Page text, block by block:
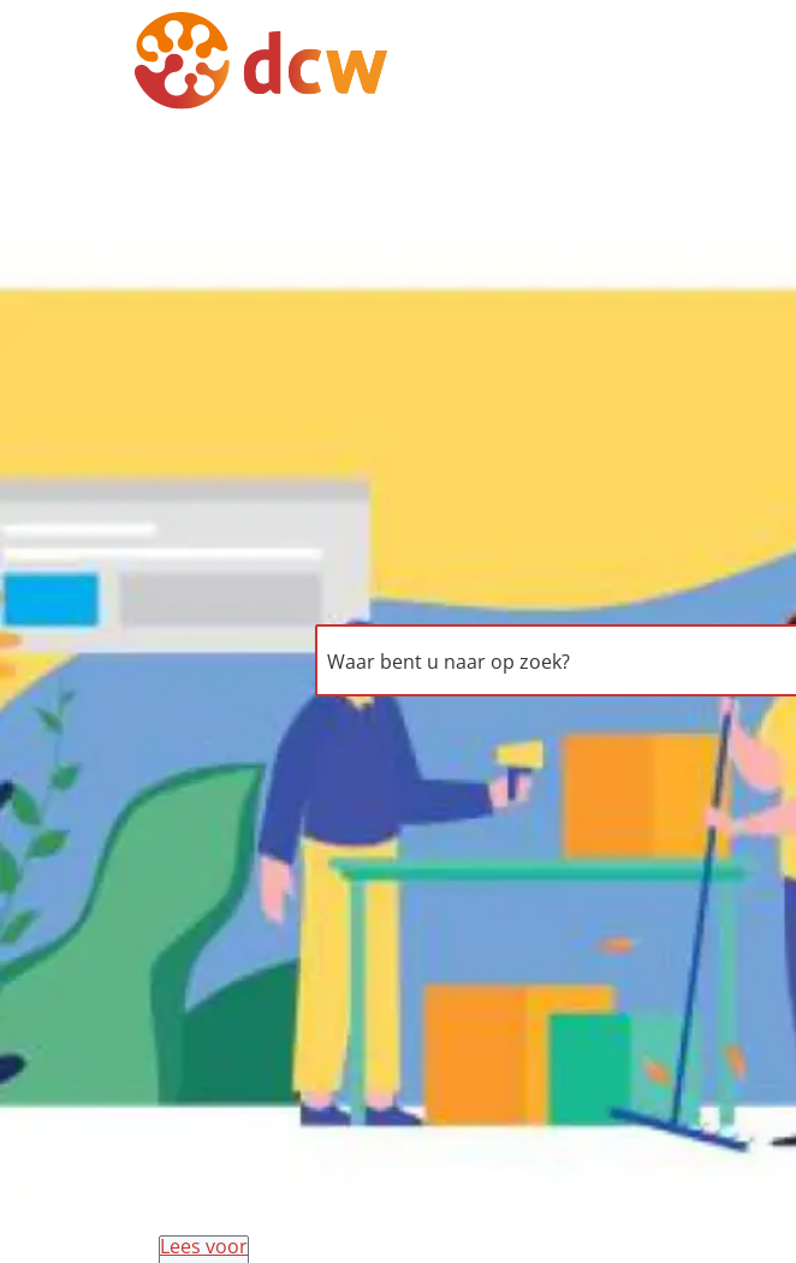
Overslaan en naar de inhoud gaan
Lees voor